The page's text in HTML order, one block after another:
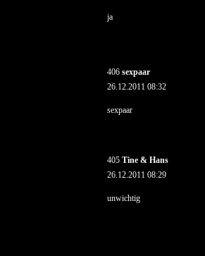
ja
406 sexpaar
26.12.2011 08:32
sexpaar
405 Tine & Hans
26.12.2011 08:29
unwichtig